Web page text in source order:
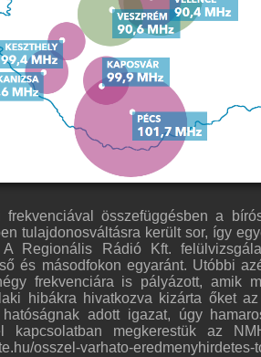
frekvenciával összefüggésben a
tulajdonosváltásra került sor, így
A Regionális Rádió Kft.
és másodfokon egyaránt. Utóbbi
frekvenciára is pályázott, amik
hibákra hivatkozva kizárta őket
adott igazat, úgy
kapcsolatban megkerestük az
osszel-varhato-